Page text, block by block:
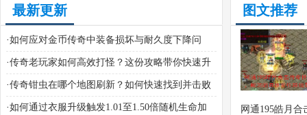
最新更新
·如何应对金币传奇中装备损坏与耐久度下降问
题？
·传奇老玩家如何高效打怪？这份攻略带你快速升
级
·传奇钳虫在哪个地图刷新？如何快速找到并击败
它？
·如何通过衣服升级触发1.01至1.50倍随机生命加
图文推荐
网通195皓月合